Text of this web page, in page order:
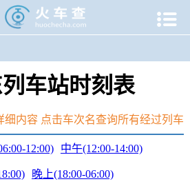

车站时刻表
内容 点击车次名查询所有经过列车
12:00) 中午(12:00-14:00)
晚上(18:00-06:00)